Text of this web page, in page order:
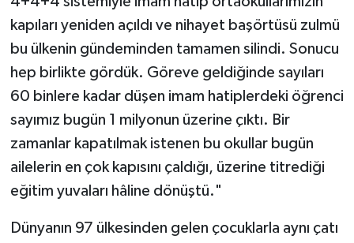
kapıları yeniden açıldı ve nihayet başörtüsü zulmü
bu ülkenin gündeminden tamamen silindi. Sonucu
hep birlikte gördük. Göreve geldiğinde sayıları
60 binlere kadar düşen imam hatiplerdeki öğrenci
sayımız bugün 1 milyonun üzerine çıktı. Bir
zamanlar kapatılmak istenen bu okullar bugün
ailelerin en çok kapısını çaldığı, üzerine titrediği
eğitim yuvaları hâline dönüştü."
Dünyanın 97 ülkesinden gelen çocuklarla aynı çatı